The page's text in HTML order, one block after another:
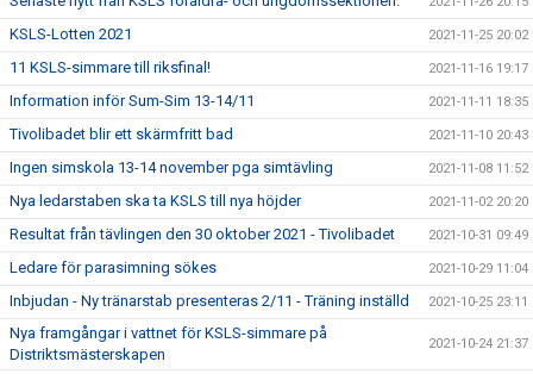
KSLS-Lotten 2021 2021-11-25 20:02
11 KSLS-simmare till riksfinal! 2021-11-16 19:17
Information inför Sum-Sim 13-14/11 2021-11-11 18:35
Tivolibadet blir ett skärmfritt bad 2021-11-10 20:43
Ingen simskola 13-14 november pga simtävling 2021-11-08 11:52
Nya ledarstaben ska ta KSLS till nya höjder 2021-11-02 20:20
Resultat från tävlingen den 30 oktober 2021 - Tivolibadet 2021-10-31 09:49
Ledare för parasimning sökes 2021-10-29 11:04
Inbjudan - Ny tränarstab presenteras 2/11 - Träning inställd 2021-10-25 23:11
Nya framgångar i vattnet för KSLS-simmare på
Distriktsmästerskapen
2021-10-24 21:37